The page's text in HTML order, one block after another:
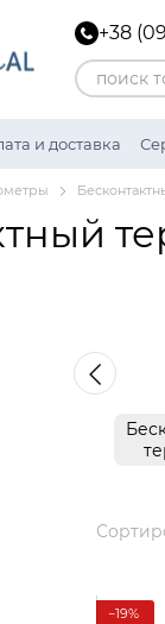
+38
и доставка
−19%